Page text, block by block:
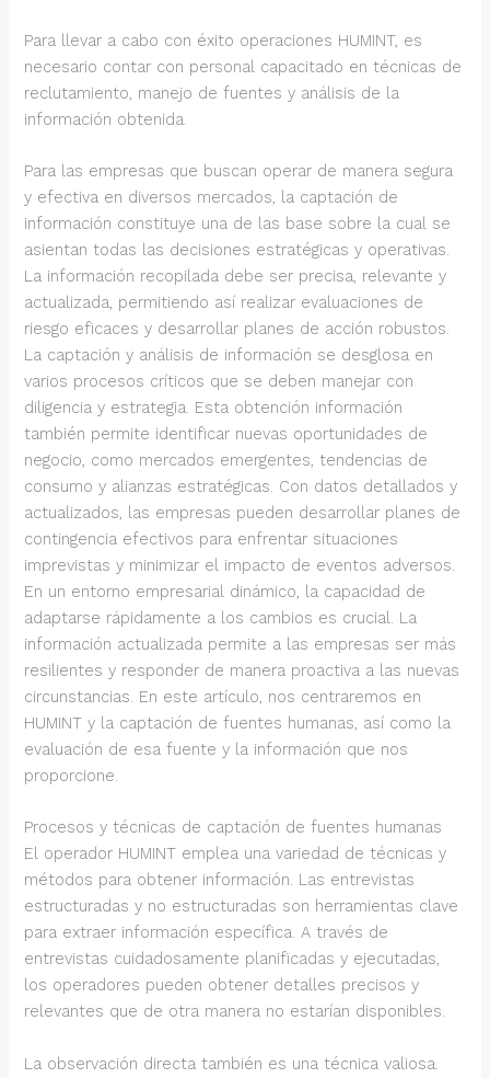
Para llevar a cabo con éxito operaciones HUMINT, es
necesario contar con personal capacitado en técnicas de
reclutamiento, manejo de fuentes y análisis de la
información obtenida.
Para las empresas que buscan operar de manera segura
y efectiva en diversos mercados, la captación de
información constituye una de las base sobre la cual se
asientan todas las decisiones estratégicas y operativas.
La información recopilada debe ser precisa, relevante y
actualizada, permitiendo así realizar evaluaciones de
riesgo eficaces y desarrollar planes de acción robustos.
La captación y análisis de información se desglosa en
varios procesos críticos que se deben manejar con
diligencia y estrategia. Esta obtención información
también permite identificar nuevas oportunidades de
negocio, como mercados emergentes, tendencias de
consumo y alianzas estratégicas. Con datos detallados y
actualizados, las empresas pueden desarrollar planes de
contingencia efectivos para enfrentar situaciones
imprevistas y minimizar el impacto de eventos adversos.
En un entorno empresarial dinámico, la capacidad de
adaptarse rápidamente a los cambios es crucial. La
información actualizada permite a las empresas ser más
resilientes y responder de manera proactiva a las nuevas
circunstancias. En este artículo, nos centraremos en
HUMINT y la captación de fuentes humanas, así como la
evaluación de esa fuente y la información que nos
proporcione.
Procesos y técnicas de captación de fuentes humanas
El operador HUMINT emplea una variedad de técnicas y
métodos para obtener información. Las entrevistas
estructuradas y no estructuradas son herramientas clave
para extraer información específica. A través de
entrevistas cuidadosamente planificadas y ejecutadas,
los operadores pueden obtener detalles precisos y
relevantes que de otra manera no estarían disponibles.
La observación directa también es una técnica valiosa.